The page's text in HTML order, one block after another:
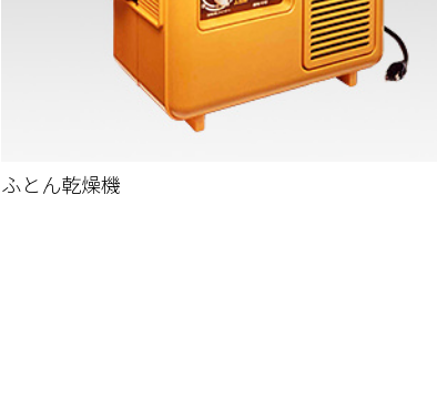
ふとん乾燥機